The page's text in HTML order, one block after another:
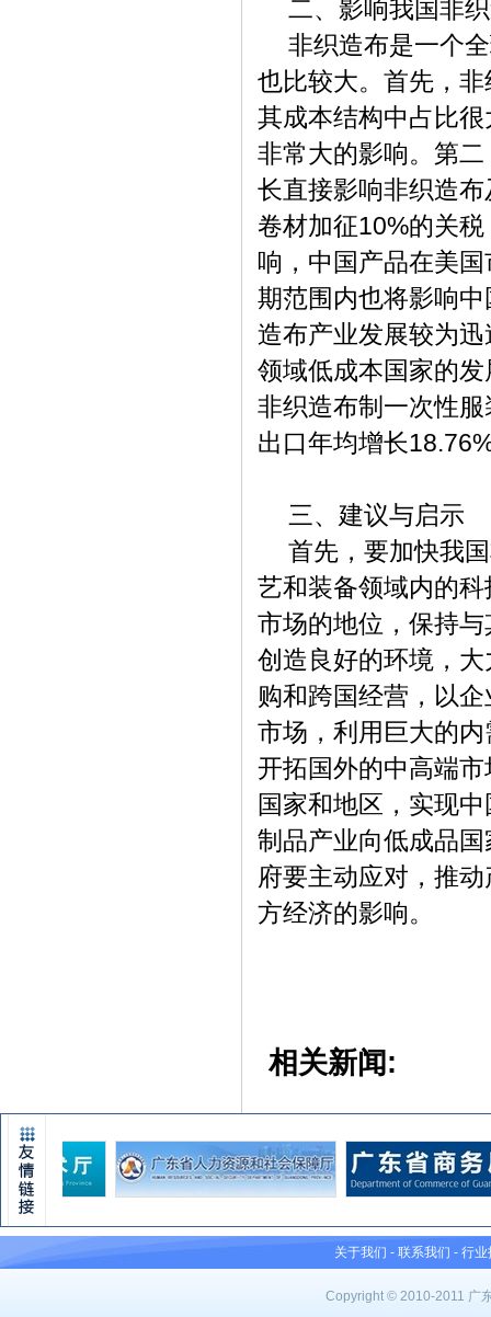
二、影响我国非
非织造布是一个
也比较大。首先，
其成本结构中占比
非常大的影响。第
长直接影响非织造
卷材加征10%的关
响，中国产品在美
期范围内也将影响
造布产业发展较为
领域低成本国家的
非织造布制一次性服
出口年均增长
三、建议与启示
首先，要加快我
艺和装备领域内的
市场的地位，保持
创造良好的环境，
购和跨国经营，以
市场，利用巨大的
开拓国外的中高端
国家和地区，实现
制品产业向低成品
府要主动应对，推
方经济的影响。
相关新闻:
关于我们 - 联系我们 - 行业
Copyright © 2010-2011 广